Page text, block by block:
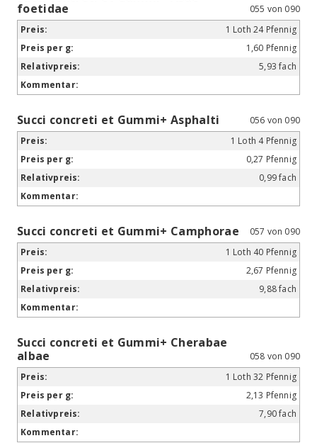
foetidae
055 von 090
1 Loth 24 Pfennig
1,60 Pfennig
5,93 fach
Succi concreti et Gummi+ Asphalti
056 von 090
1 Loth 4 Pfennig
0,27 Pfennig
0,99 fach
Succi concreti et Gummi+ Camphorae
057 von 090
1 Loth 40 Pfennig
2,67 Pfennig
9,88 fach
Succi concreti et Gummi+ Cherabae
albae
058 von 090
1 Loth 32 Pfennig
2,13 Pfennig
7,90 fach